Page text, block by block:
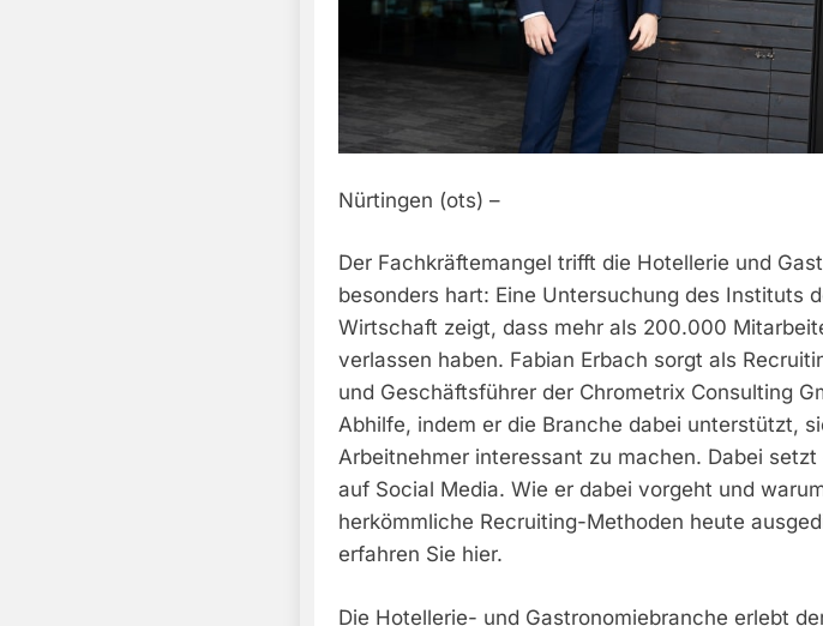
Nürtingen (ots) –
Der Fachkräftemangel trifft die Hotellerie und
besonders hart: Eine Untersuchung des Instituts
Wirtschaft zeigt, dass mehr als 200.000
verlassen haben. Fabian Erbach sorgt als
und Geschäftsführer der Chrometrix Consulting
Abhilfe, indem er die Branche dabei unterstützt,
Arbeitnehmer interessant zu machen. Dabei setzt
auf Social Media. Wie er dabei vorgeht und
herkömmliche Recruiting-Methoden heute
erfahren Sie hier.
Die Hotellerie- und Gastronomiebranche erlebt